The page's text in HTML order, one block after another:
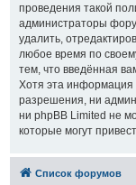
проведения такой
администраторы
удалить,
любое время по
тем, что введённая
Хотя эта информация
разрешения, ни
ни phpBB Limited не
которые могут
Список форумов